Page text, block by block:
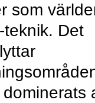
som
Det